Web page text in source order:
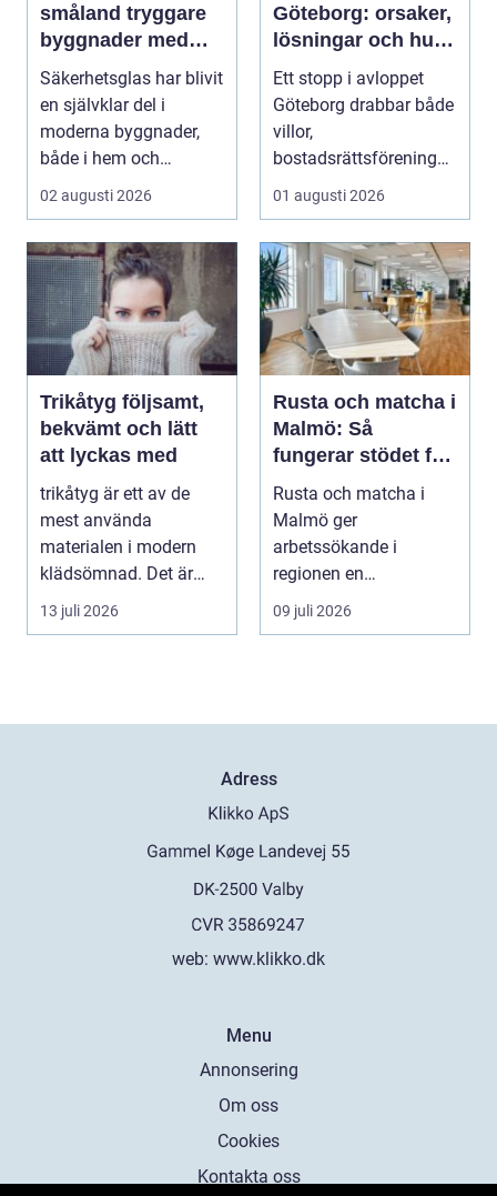
småland tryggare
byggnader med
smarta
glaslösningar
Säkerhetsglas har blivit
en självklar del i
moderna byggnader,
både i hem och
offentliga miljöer. I ...
02 augusti 2026
Göteborg: orsaker,
lösningar och hur
problem kan
undvikas
Ett stopp i avloppet
Göteborg drabbar både
villor,
bostadsrättsföreningar
och h...
01 augusti 2026
Trikåtyg följsamt,
bekvämt och lätt
att lyckas med
trikåtyg är ett av de
mest använda
materialen i modern
klädsömnad. Det är
mjukt, elastiskt och
formb...
13 juli 2026
Rusta och matcha i
Malmö: Så
fungerar stödet för
dig som söker jobb
Rusta och matcha i
Malmö ger
arbetssökande i
regionen en
strukturerad och
personlig vä...
09 juli 2026
Adress
web: www.klikko.dk
Menu
Annonsering
Om oss
Cookies
Kontakta oss